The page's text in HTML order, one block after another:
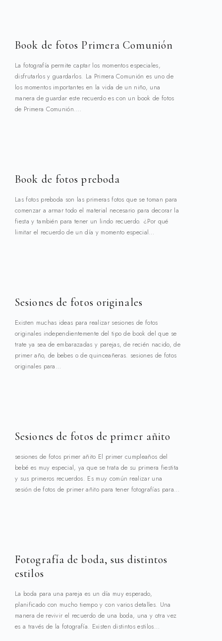
Book de fotos Primera Comunión
La fotografía permite captar los momentos especiales,
disfrutarlos y guardarlos. La Primera Comunión es uno de
los momentos importantes en la vida de un niño, una
manera de guardar este recuerdo es con un book de fotos
de Primera Comunión.…
Book de fotos preboda
Las fotos preboda son las primeras fotos que se toman para
comenzar a armar todo el material necesario para decorar la
fiesta y también para tener un lindo recuerdo. ¿Por qué
limitar el recuerdo de un día y momento especial…
Sesiones de fotos originales
Existen muchas ideas para realizar sesiones de fotos
originales independientemente del tipo de book del que se
trate ya sea de embarazadas y parejas, de recién nacido, de
primer año, de bebes o de quinceañeras. sesiones de fotos
originales para…
Sesiones de fotos de primer añito
sesiones de fotos primer añito El primer cumpleaños del
bebé es muy especial, ya que se trata de su primera fiestita
y sus primeros recuerdos. Es muy común realizar una
sesión de fotos de primer añito para tener fotografías para…
Fotografía de boda, sus distintos
estilos
La boda para una pareja es un día muy esperado,
planificado con mucho tiempo y con varios detalles. Una
manera de revivir el recuerdo de una boda, una y otra vez
es a través de la fotografía. Existen distintos estilos…